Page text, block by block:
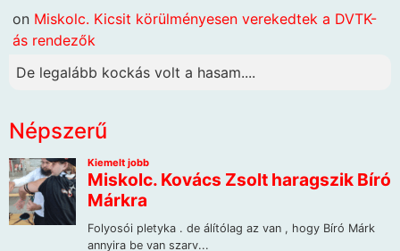
on Miskolc. Kicsit körülményesen verekedtek a DVTK-
ás rendezők
De legalább kockás volt a hasam....
Népszerű